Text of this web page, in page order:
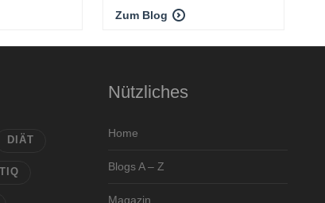
Zum Blog
DIÄT
Nützliches
Home
Blogs A – Z
Magazin